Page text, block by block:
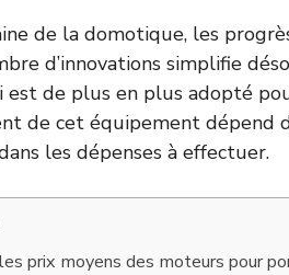
de la domotique, les
d’innovations simplifie
est de plus en plus adopté
de cet équipement dépend
les dépenses à effectuer.
prix moyens des moteurs pour